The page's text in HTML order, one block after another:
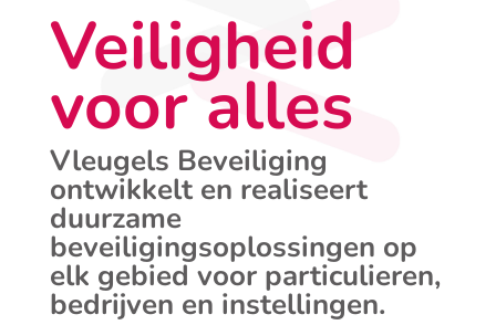
Veiligheid
voor alles
Vleugels Beveiliging
ontwikkelt en realiseert
duurzame
beveiligingsoplossingen op
elk gebied voor particulieren,
bedrijven en instellingen.